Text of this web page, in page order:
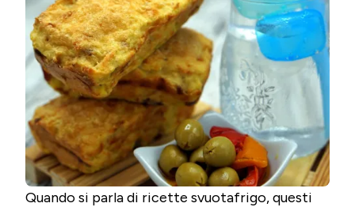
DI
Quando si parla di ricette svuotafrigo, questi